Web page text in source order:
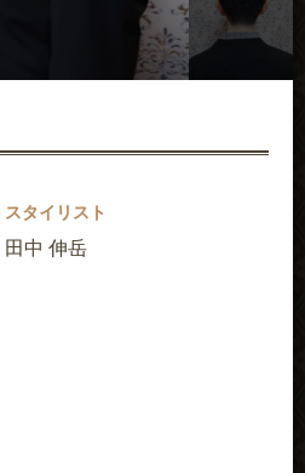
スタイリスト
田中 伸岳